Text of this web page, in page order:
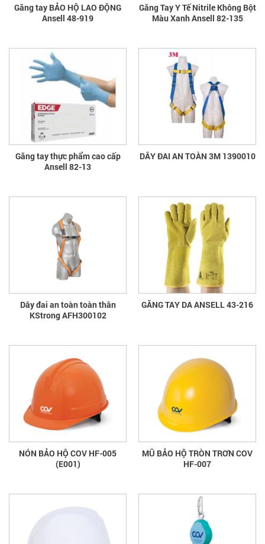
Găng tay BẢO HỘ LAO ĐỘNG
Ansell 48-919
Găng Tay Y Tế Nitrile Không Bột
Màu Xanh Ansell 82-135
Găng tay thực phẩm cao cấp
Ansell 82-13
DÂY ĐAI AN TOÀN 3M 1390010
Dây đai an toàn toàn thân
KStrong AFH300102
GĂNG TAY DA ANSELL 43-216
NÓN BẢO HỘ COV HF-005
(E001)
MŨ BẢO HỘ TRÒN TRƠN COV
HF-007